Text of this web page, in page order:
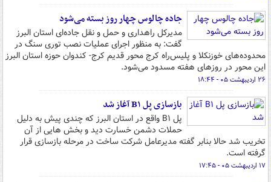
جاده چالوس چهار روز بسته می‌شود
مدیرکل راهداری و حمل و نقل جاده‌ای استان البرز
گفت: به منظور اجرای عملیات نصب توری سنگ در
محدوده‌های خوزنکلا و پلیس‌راه کرج محور قدیم کرج- کندوان حوزه استان البرز
این محور در روزهای هفته مسدود می‌شود.
۲۶ اردیبهشت ۰۵ - ۱۸:۴۴
بازسازی پل B۱ آغاز شد
پل B۱ واقع در استان البرز که چندی پیش به دلیل
حملات دشمن خسارت دید و بخش هایی از آن
تخریب شد حالا بنابر گفته مدیرعامل شرکت ساخت در مرحله بازسازی قرار
گرفته است.
۱۷ اردیبهشت ۰۵ - ۱۷:۴۵